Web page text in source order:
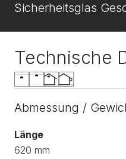
Sicherheitsglas
Technische
Abmessung /
Länge
620 mm